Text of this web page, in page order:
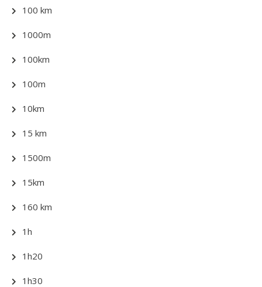
100 km
1000m
100km
100m
10km
15 km
1500m
15km
160 km
1h
1h20
1h30